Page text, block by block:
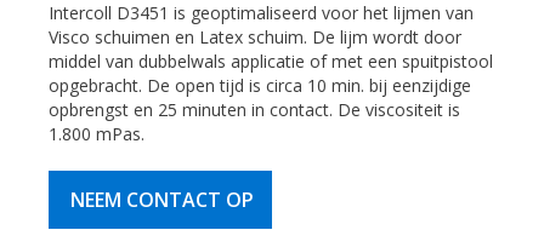
Intercoll D3451 is geoptimaliseerd voor het lijmen van
Visco schuimen en Latex schuim. De lijm wordt door
middel van dubbelwals applicatie of met een spuitpistool
opgebracht. De open tijd is circa 10 min. bij eenzijdige
opbrengst en 25 minuten in contact. De viscositeit is
1.800 mPas.
NEEM CONTACT OP